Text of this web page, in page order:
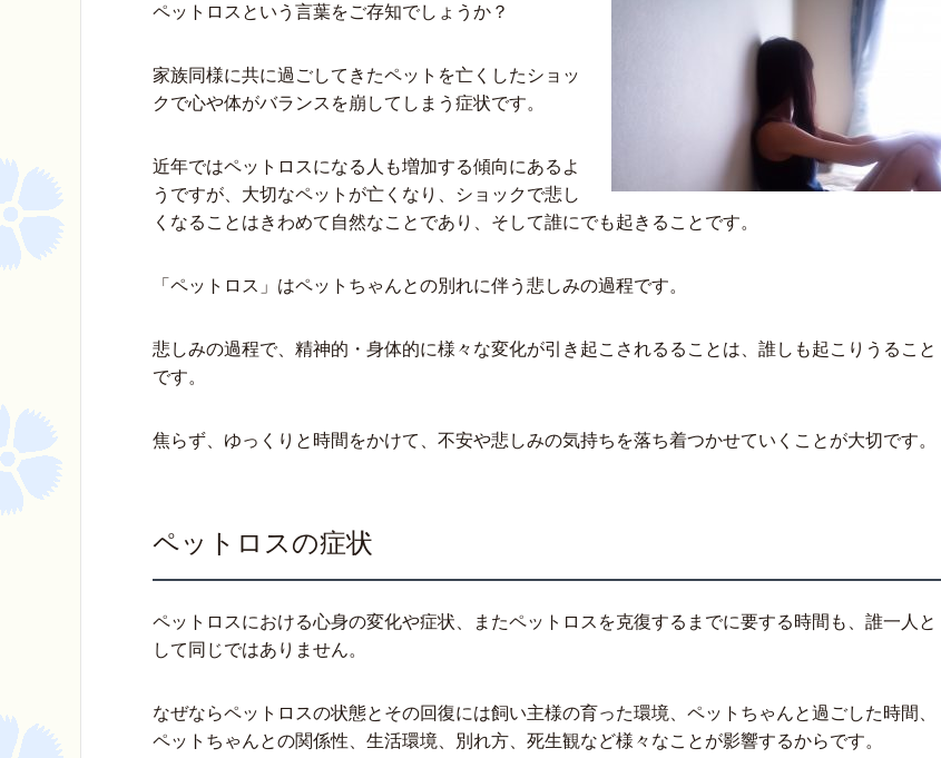
ペットロスという言葉をご存知でしょうか？
家族同様に共に過ごしてきたペットを亡くしたショッ
クで心や体がバランスを崩してしまう症状です。
近年ではペットロスになる人も増加する傾向にあるよ
うですが、大切なペットが亡くなり、ショックで悲し
くなることはきわめて自然なことであり、そして誰にでも起きることです。
「ペットロス」はペットちゃんとの別れに伴う悲しみの過程です。
悲しみの過程で、精神的・身体的に様々な変化が引き起こされるることは、誰しも起こりうること
です。
焦らず、ゆっくりと時間をかけて、不安や悲しみの気持ちを落ち着つかせていくことが大切です。
ペットロスの症状
ペットロスにおける心身の変化や症状、またペットロスを克復するまでに要する時間も、誰一人と
して同じではありません。
なぜならペットロスの状態とその回復には飼い主様の育った環境、ペットちゃんと過ごした時間、
ペットちゃんとの関係性、生活環境、別れ方、死生観など様々なことが影響するからです。